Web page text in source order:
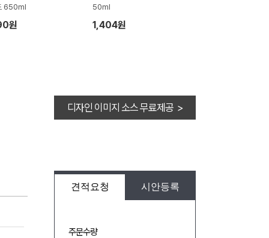
650ml
원
50ml
1,404원
디자인 이미지 소스 무료제공 >
견적요청 시안등록
주문수량